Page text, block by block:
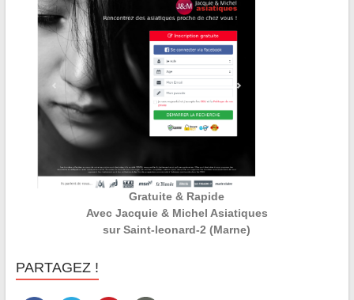
Gratuite & Rapide
Avec Jacquie & Michel Asiatiques
sur Saint-leonard-2 (Marne)
PARTAGEZ !